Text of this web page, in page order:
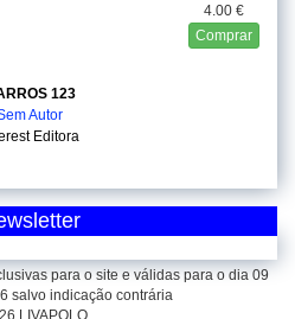
4.00 €
Comprar
123
Autor
Editora
para o site e válidas para o dia 09
salvo indicação contrária
LIVAPOLO.